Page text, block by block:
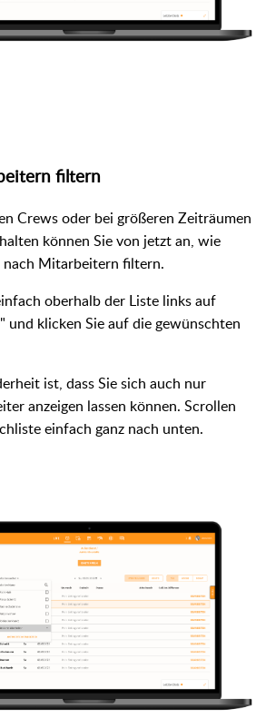
filtern
Crews oder bei größeren Zeiträumen
können Sie von jetzt an, wie
nach Mitarbeitern filtern.
oberhalb der Liste links auf
und klicken Sie auf die gewünschten
ist, dass Sie sich auch nur
anzeigen lassen können. Scrollen
einfach ganz nach unten.